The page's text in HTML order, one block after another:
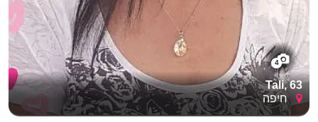
4
Tali, 63
חיפה